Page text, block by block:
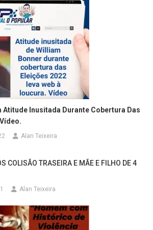
Atitude Inusitada Durante Cobertura Das
Alan Teixeira
COLISÃO TRASEIRA E MÃE E FILHO DE 4
Alan Teixeira